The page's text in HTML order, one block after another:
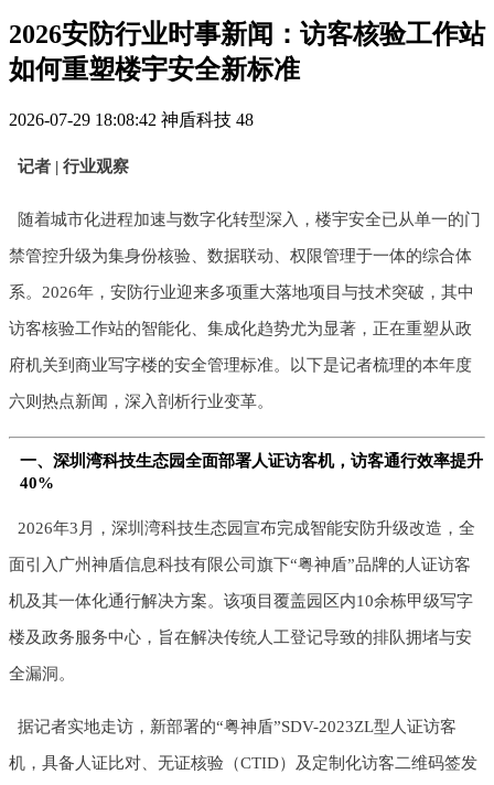
2026安防行业时事新闻：访客核验工作站
如何重塑楼宇安全新标准
2026-07-29 18:08:42 神盾科技 48
记者 | 行业观察
随着城市化进程加速与数字化转型深入，楼宇安全已从单一的门
禁管控升级为集身份核验、数据联动、权限管理于一体的综合体
系。2026年，安防行业迎来多项重大落地项目与技术突破，其中
访客核验工作站的智能化、集成化趋势尤为显著，正在重塑从政
府机关到商业写字楼的安全管理标准。以下是记者梳理的本年度
六则热点新闻，深入剖析行业变革。
一、深圳湾科技生态园全面部署人证访客机，访客通行效率提升
40%
2026年3月，深圳湾科技生态园宣布完成智能安防升级改造，全
面引入广州神盾信息科技有限公司旗下“粤神盾”品牌的人证访客
机及其一体化通行解决方案。该项目覆盖园区内10余栋甲级写字
楼及政务服务中心，旨在解决传统人工登记导致的排队拥堵与安
全漏洞。
据记者实地走访，新部署的“粤神盾”SDV-2023ZL型人证访客
机，具备人证比对、无证核验（CTID）及定制化访客二维码签发